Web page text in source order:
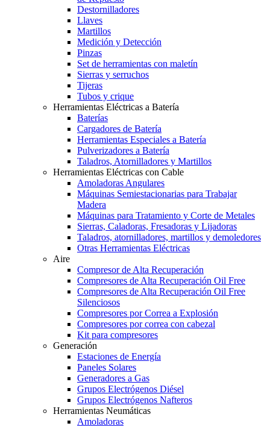
Destornilladores
Llaves
Martillos
Medición y Detección
Pinzas
Set de herramientas con maletín
Sierras y serruchos
Tijeras
Tubos y crique
Herramientas Eléctricas a Batería
Baterías
Cargadores de Batería
Herramientas Especiales a Batería
Pulverizadores a Batería
Taladros, Atornilladores y Martillos
Herramientas Eléctricas con Cable
Amoladoras Angulares
Máquinas Semiestacionarias para Trabajar
Madera
Máquinas para Tratamiento y Corte de Metales
Sierras, Caladoras, Fresadoras y Lijadoras
Taladros, atornilladores, martillos y demoledores
Otras Herramientas Eléctricas
Aire
Compresor de Alta Recuperación
Compresores de Alta Recuperación Oil Free
Compresores de Alta Recuperación Oil Free
Silenciosos
Compresores por Correa a Explosión
Compresores por correa con cabezal
Kit para compresores
Generación
Estaciones de Energía
Paneles Solares
Generadores a Gas
Grupos Electrógenos Diésel
Grupos Electrógenos Nafteros
Herramientas Neumáticas
Amoladoras